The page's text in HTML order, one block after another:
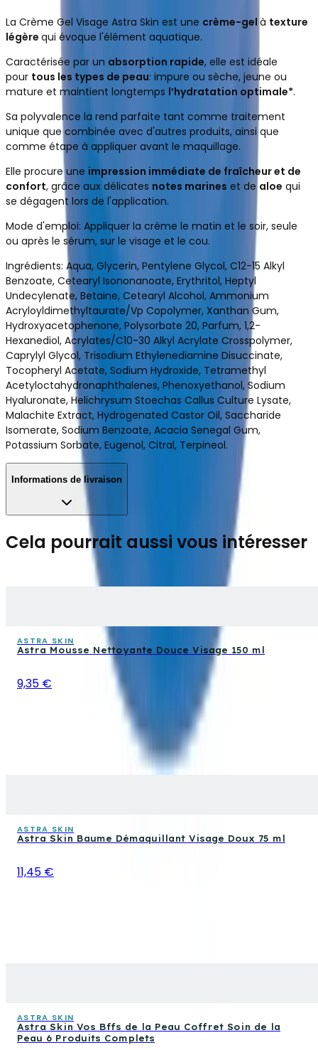
La Crème Gel Visage Astra Skin est une crème-gel à texture
légère qui évoque l'élément aquatique.
Caractérisée par un absorption rapide, elle est idéale
pour tous les types de peau: impure ou sèche, jeune ou
mature et maintient longtemps l’hydratation optimale*.
Sa polyvalence la rend parfaite tant comme traitement
unique que combinée avec d'autres produits, ainsi que
comme étape à appliquer avant le maquillage.
Elle procure une impression immédiate de fraîcheur et de
confort, grâce aux délicates notes marines et de aloe qui
se dégagent lors de l'application.
Mode d'emploi: Appliquer la crème le matin et le soir, seule
ou après le sérum, sur le visage et le cou.
Ingrédients: Aqua, Glycerin, Pentylene Glycol, C12-15 Alkyl
Benzoate, Cetearyl Isononanoate, Erythritol, Heptyl
Undecylenate, Betaine, Cetearyl Alcohol, Ammonium
Acryloyldimethyltaurate/Vp Copolymer, Xanthan Gum,
Hydroxyacetophenone, Polysorbate 20, Parfum, 1,2-
Hexanediol, Acrylates/C10-30 Alkyl Acrylate Crosspolymer,
Caprylyl Glycol, Trisodium Ethylenediamine Disuccinate,
Tocopheryl Acetate, Sodium Hydroxide, Tetramethyl
Acetyloctahydronaphthalenes, Phenoxyethanol, Sodium
Hyaluronate, Helichrysum Stoechas Callus Culture Lysate,
Malachite Extract, Hydrogenated Castor Oil, Saccharide
Isomerate, Sodium Benzoate, Acacia Senegal Gum,
Potassium Sorbate, Eugenol, Citral, Terpineol.
Informations de livraison
Cela pourrait aussi vous intéresser
ASTRA SKIN
Astra Mousse Nettoyante Douce Visage 150 ml
9,35 €
ASTRA SKIN
Astra Skin Baume Démaquillant Visage Doux 75 ml
11,45 €
ASTRA SKIN
Astra Skin Vos Bffs de la Peau Coffret Soin de la
Peau 6 Produits Complets